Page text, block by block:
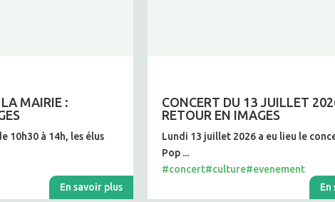
MAIRIE :
10h30 à 14h, les élus
En savoir plus
CONCERT DU 13 JUILLET
RETOUR EN IMAGES
Lundi 13 juillet 2026 a eu lieu le
Pop ...
#concert#culture#evenement
En